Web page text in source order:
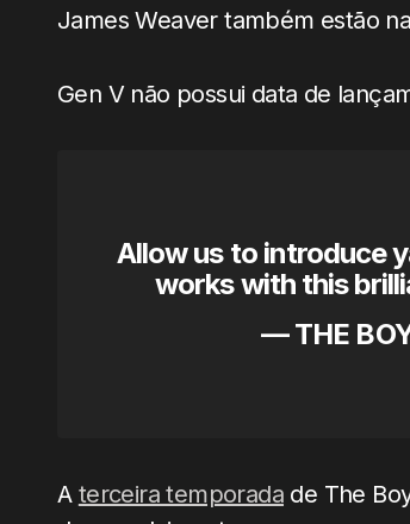
James Weaver também estão
Gen V não possui data de
Allow us to introduce
works with this
— THE
A terceira temporada de The